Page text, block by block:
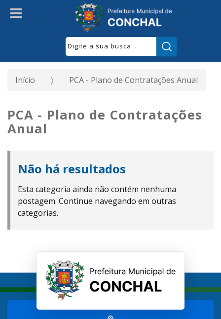
Início PCA - Plano de Contratações Anual
PCA - Plano de Contratações
Anual
Não há resultados
Esta categoria ainda não contém nenhuma
postagem. Continue navegando em outras
categorias.